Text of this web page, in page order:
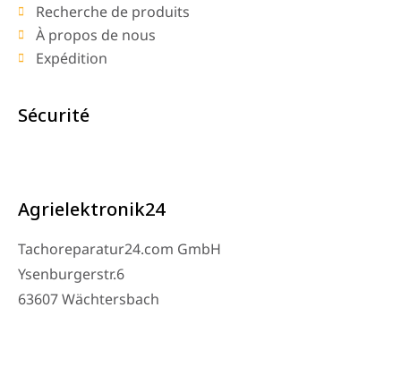
Recherche de produits
À propos de nous
Expédition
Sécurité
Agrielektronik24
Tachoreparatur24.com GmbH
Ysenburgerstr.6
63607 Wächtersbach